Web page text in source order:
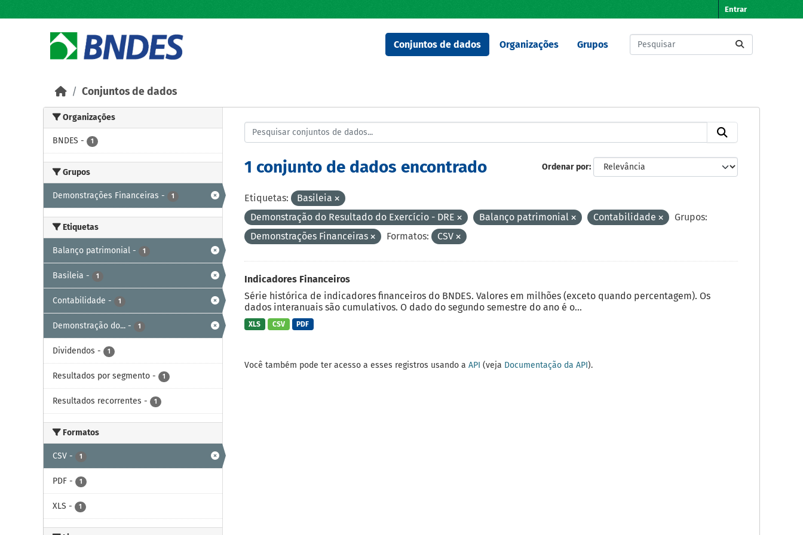
Entrar
Conjuntos de dados Organizações Grupos
Conjuntos de dados
Organizações
BNDES - 1
Grupos
Demonstrações Financeiras - 1
Etiquetas
Balanço patrimonial - 1
Basileia - 1
Contabilidade - 1
Demonstração do... - 1
Dividendos - 1
Resultados por segmento - 1
Resultados recorrentes - 1
Formatos
CSV - 1
PDF - 1
XLS - 1
Ordenar por
1 conjunto de dados encontrado
Etiquetas:
Basileia
Demonstração do Resultado do Exercício - DRE
Balanço patrimonial Contabilidade
Grupos:
Demonstrações Financeiras
Formatos: CSV
Indicadores Financeiros
Série histórica de indicadores financeiros do BNDES. Valores em milhões (exceto quando percentagem). Os
dados interanuais são cumulativos. O dado do segundo semestre do ano é o...
XLS CSV PDF
Você também pode ter acesso a esses registros usando a API (veja Documentação da API).